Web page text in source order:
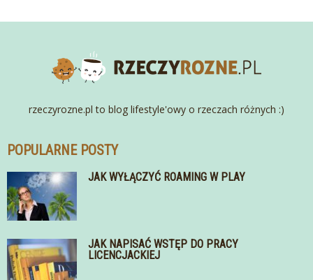
rzeczyrozne.pl to blog lifestyle'owy o rzeczach różnych :)
POPULARNE POSTY
JAK WYŁĄCZYĆ ROAMING W PLAY
JAK NAPISAĆ WSTĘP DO PRACY
LICENCJACKIEJ